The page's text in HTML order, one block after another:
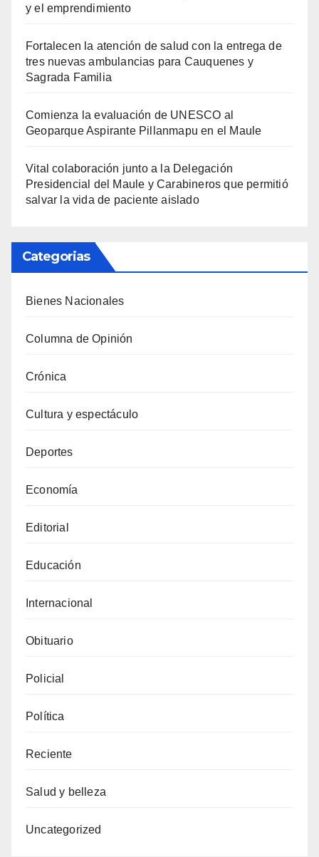
y el emprendimiento
Fortalecen la atención de salud con la entrega de
tres nuevas ambulancias para Cauquenes y
Sagrada Familia
Comienza la evaluación de UNESCO al
Geoparque Aspirante Pillanmapu en el Maule
Vital colaboración junto a la Delegación
Presidencial del Maule y Carabineros que permitió
salvar la vida de paciente aislado
Categorias
Bienes Nacionales
Columna de Opinión
Crónica
Cultura y espectáculo
Deportes
Economía
Editorial
Educación
Internacional
Obituario
Policial
Política
Reciente
Salud y belleza
Uncategorized